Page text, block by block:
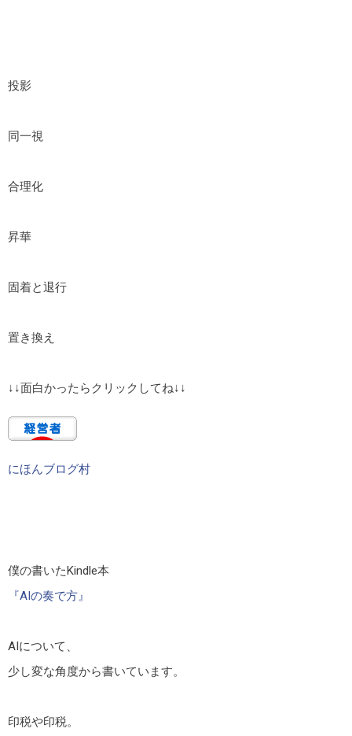
投影
同一視
合理化
昇華
固着と退行
置き換え
↓↓面白かったらクリックしてね↓↓
にほんブログ村
僕の書いたKindle本
『AIの奏で方』
AIについて、
少し変な角度から書いています。
印税や印税。